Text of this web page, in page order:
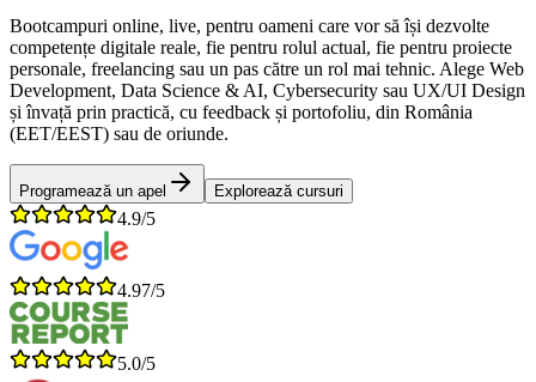
Bootcampuri online, live, pentru oameni care vor să își dezvolte
competențe digitale reale, fie pentru rolul actual, fie pentru proiecte
personale, freelancing sau un pas către un rol mai tehnic. Alege Web
Development, Data Science & AI, Cybersecurity sau UX/UI Design
și învață prin practică, cu feedback și portofoliu, din România
(EET/EEST) sau de oriunde.
Programează un apel Explorează cursuri
4.9/5
4.97/5
5.0/5